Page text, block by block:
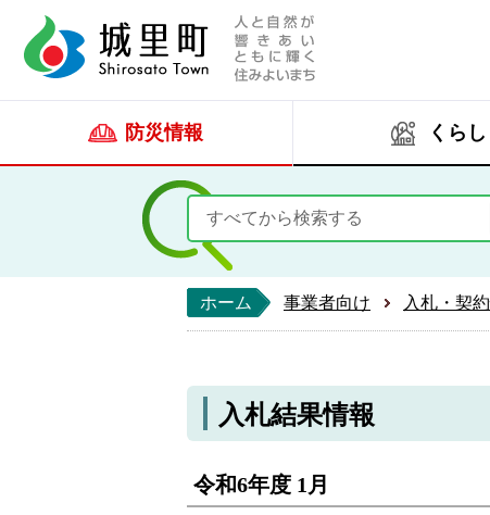
人と自然が響きあい
防災情報 くらし
ホーム 事業者向け 入札・契
入札結果情報
令和6年度 1月